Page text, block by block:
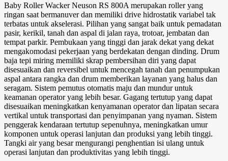
Baby Roller Wacker Neuson RS 800A merupakan roller yang
ringan saat bermanuver dan memiliki drive hidrostatik variabel tak
terbatas untuk akselerasi. Pilihan yang sangat baik untuk pemadatan
pasir, kerikil, tanah dan aspal di jalan raya, trotoar, jembatan dan
tempat parkir. Pembukaan yang tinggi dan jarak dekat yang dekat
mengakomodasi pekerjaan yang berdekatan dengan dinding. Drum
baja tepi miring memiliki skrap pembersihan diri yang dapat
disesuaikan dan reversibel untuk mencegah tanah dan penumpukan
aspal antara rangka dan drum memberikan layanan yang halus dan
seragam. Sistem pemutus otomatis maju dan mundur untuk
keamanan operator yang lebih besar. Gagang tertutup yang dapat
disesuaikan meningkatkan kenyamanan operator dan lipatan secara
vertikal untuk transportasi dan penyimpanan yang nyaman. Sistem
penggerak kendaraan tertutup sepenuhnya, meningkatkan umur
komponen untuk operasi lanjutan dan produksi yang lebih tinggi.
Tangki air yang besar mengurangi penghentian isi ulang untuk
operasi lanjutan dan produktivitas yang lebih tinggi.